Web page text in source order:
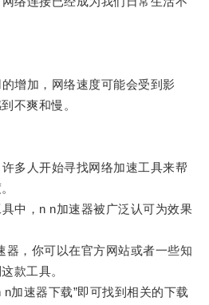
加，网络速度可能会受到影
不爽和慢。
人开始寻找网络加速工具来帮
，n n加速器被广泛认可为效果
，你可以在官方网站或者一些知
款工具。
速器下载”即可找到相关的下载